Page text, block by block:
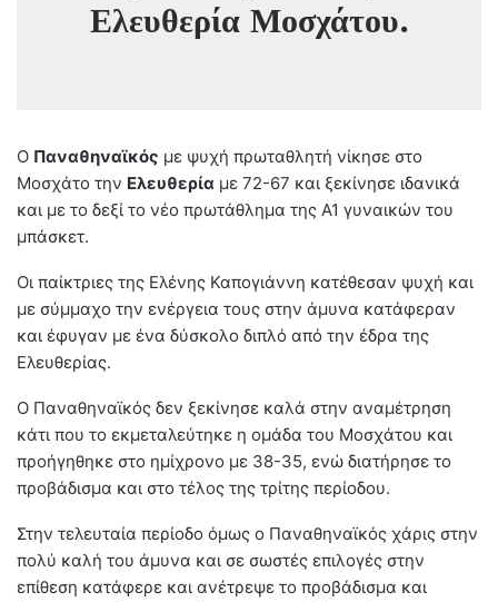
Ελευθερία Μοσχάτου.
Ο Παναθηναϊκός με ψυχή πρωταθλητή νίκησε στο
Μοσχάτο την Ελευθερία με 72-67 και ξεκίνησε ιδανικά
και με το δεξί το νέο πρωτάθλημα της Α1 γυναικών του
μπάσκετ.
Οι παίκτριες της Ελένης Καπογιάννη κατέθεσαν ψυχή και
με σύμμαχο την ενέργεια τους στην άμυνα κατάφεραν
και έφυγαν με ένα δύσκολο διπλό από την έδρα της
Ελευθερίας.
Ο Παναθηναϊκός δεν ξεκίνησε καλά στην αναμέτρηση
κάτι που το εκμεταλεύτηκε η ομάδα του Μοσχάτου και
προήγηθηκε στο ημίχρονο με 38-35, ενώ διατήρησε το
προβάδισμα και στο τέλος της τρίτης περίοδου.
Στην τελευταία περίοδο όμως ο Παναθηναϊκός χάρις στην
πολύ καλή του άμυνα και σε σωστές επιλογές στην
επίθεση κατάφερε και ανέτρεψε το προβάδισμα και